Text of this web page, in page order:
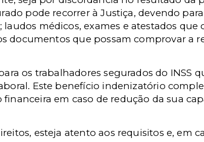
pode recorrer à Justiça, devendo para
médicos, exames e atestados que
documentos que possam comprovar a
os trabalhadores segurados do INSS
Este benefício indenizatório
em caso de redução da sua
esteja atento aos requisitos e, em